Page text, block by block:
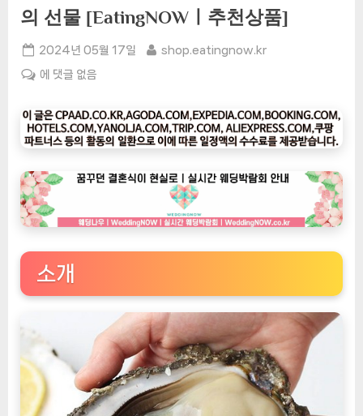
의 선물 [EatingNOWㅣ추천상품]
Posted
on
2024년 05월 17일 By
shop.eatingnow.kr
[잇
나
우
ㅣ
인
기
상
품]
비
제
도
해
녀
에 댓글 없음
소개